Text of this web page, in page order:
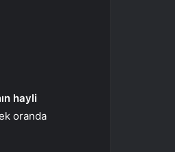
hayli
oranda